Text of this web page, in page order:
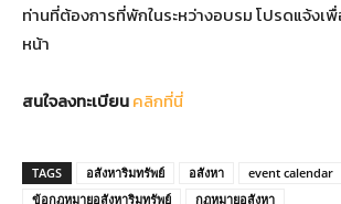
ท่านที่ต้องการที่พักในระหว่างอบรม โปรดแจ้งเ
หน้า
สนใจลงทะเบียนคลิกที่นี่
TAGS อสังหาริมทรัพย์ อสังหา
event calendar
ข้อกฎหมายอสังหาริมทรัพย์
กฏหมายอสังหา